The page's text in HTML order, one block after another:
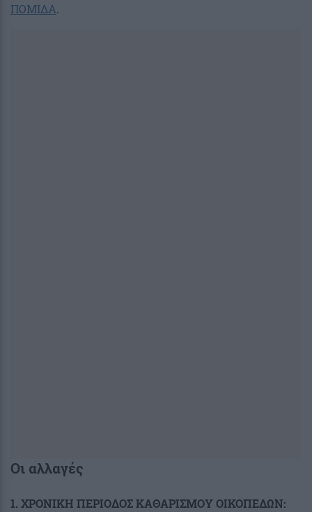
ΠΟΜΙΔΑ.
Οι αλλαγές
1. ΧΡΟΝΙΚΗ ΠΕΡΙΟΔΟΣ ΚΑΘΑΡΙΣΜΟΥ ΟΙΚΟΠΕΔΩΝ: